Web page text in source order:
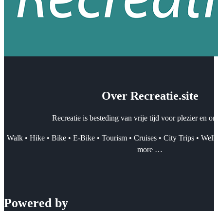
Over Recreatie.site
Recreatie is besteding van vrije tijd voor plezier en
Walk • Hike • Bike • E-Bike • Tourism • Cruises • City Trips •
more …
Powered by